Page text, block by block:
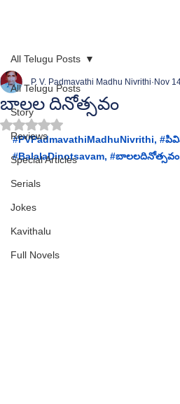
All Telugu Posts
Story
Reviews
Special Articles
Serials
Jokes
Kavithalu
Full Novels
All Telugu Posts
బాలల దినోత్సవం
P. V. Padmavathi Madhu Nivrithi Nov
Rated NaN out of 5 stars.
#PVPadmavathiMadhuNivrithi, #ప
#BalalaDinotsavam, #బాలలదినోత్సవం